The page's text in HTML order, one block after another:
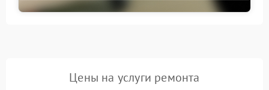
Цены на услуги ремонта